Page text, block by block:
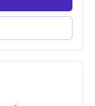
y Parejas con
estrés,
en la Crianza,
con más de 12